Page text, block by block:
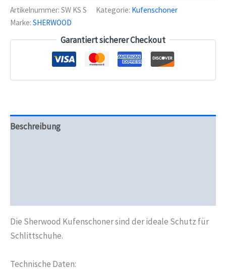
Artikelnummer: SW KS S Kategorie: Kufenschoner
Marke: SHERWOOD
Garantiert sicherer Checkout
Beschreibung
Die Sherwood Kufenschoner sind der ideale Schutz für
Schlittschuhe.
Technische Daten: